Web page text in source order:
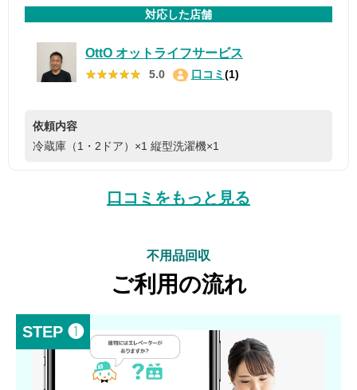
対応した店舗
OttO オットライフサービス
★★★★★
★★★★★ 5.0 口コミ (1)
依頼内容
冷蔵庫（1・2ドア）×1 縦型洗濯機×1
口コミをもっと見る
不用品回収
ご利用の流れ
STEP ❶